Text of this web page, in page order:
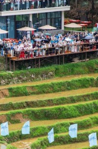
عربي
한국어
Italiano